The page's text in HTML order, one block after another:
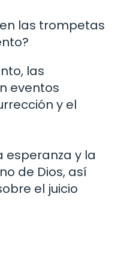
las trompetas
las
eventos
y el
esperanza y la
de Dios, así
el juicio